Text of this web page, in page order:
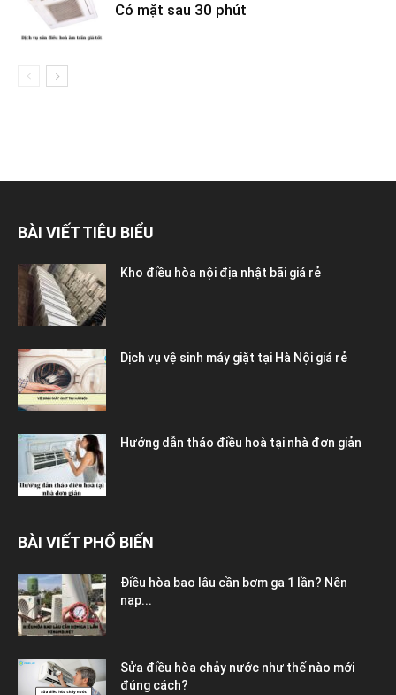
Có mặt sau 30 phút
BÀI VIẾT TIÊU BIỂU
Kho điều hòa nội địa nhật bãi giá rẻ
Dịch vụ vệ sinh máy giặt tại Hà Nội giá rẻ
Hướng dẫn tháo điều hoà tại nhà đơn giản
BÀI VIẾT PHỔ BIẾN
Điều hòa bao lâu cần bơm ga 1 lần? Nên
nạp...
Sửa điều hòa chảy nước như thế nào mới
đúng cách?